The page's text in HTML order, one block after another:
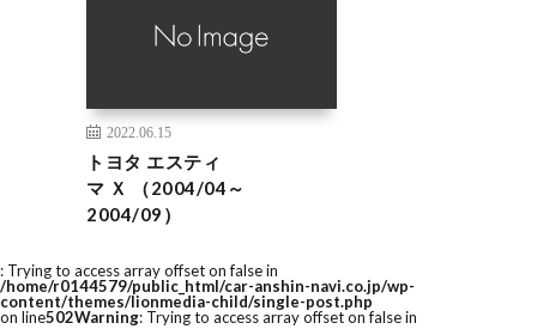
2022.06.15
トヨタ エスティ
マ Ｘ （2004/04～
2004/09）
: Trying to access array offset on false in
/home/r0144579/public_html/car-anshin-navi.co.jp/wp-
content/themes/lionmedia-child/single-post.php
on line502Warning: Trying to access array offset on false in